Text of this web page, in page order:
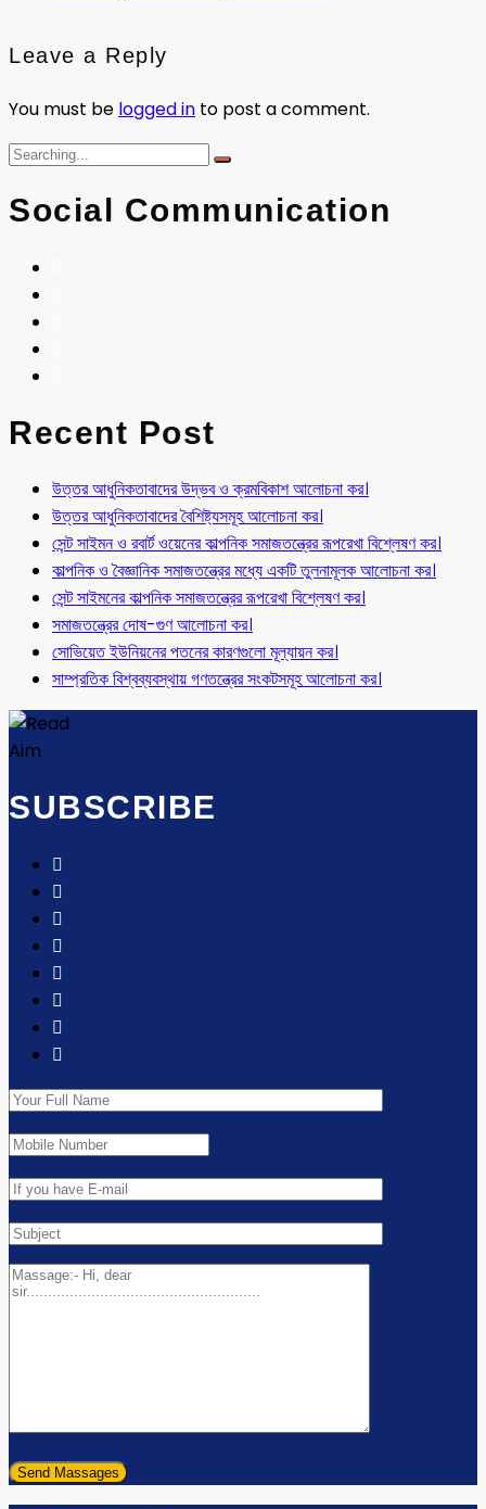
Leave a Reply
You must be logged in to post a comment.
Social Communication
Recent Post
উত্তর আধুনিকতাবাদের উদ্ভব ও ক্রমবিকাশ আলোচনা কর।
উত্তর আধুনিকতাবাদের বৈশিষ্ট্যসমূহ আলোচনা কর।
সেন্ট সাইমন ও রবার্ট ওয়েনের কাল্পনিক সমাজতন্ত্রের রূপরেখা বিশ্লেষণ কর।
কাল্পনিক ও বৈজ্ঞানিক সমাজতন্ত্রের মধ্যে একটি তুলনামূলক আলোচনা কর।
সেন্ট সাইমনের কাল্পনিক সমাজতন্ত্রের রূপরেখা বিশ্লেষণ কর।
সমাজতন্ত্রের দোষ-গুণ আলোচনা কর।
সোভিয়েত ইউনিয়নের পতনের কারণগুলো মূল্যায়ন কর।
সাম্প্রতিক বিশ্বব্যবস্থায় গণতন্ত্রের সংকটসমূহ আলোচনা কর।
SUBSCRIBE